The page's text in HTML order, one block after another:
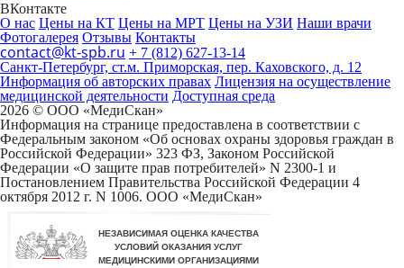
ВКонтакте
О нас Цены на КТ Цены на МРТ Цены на УЗИ Наши врачи
Фотогалерея Отзывы Контакты
contact@kt-spb.ru + 7 (812) 627-13-14
Санкт-Петербург, ст.м. Приморская, пер. Каховского, д. 12
Информация об авторских правах Лицензия на осуществление
медицинской деятельности Доступная среда
2026 © ООО «МедиCкан»
Информация на странице предоставлена в соответствии с
Федеральным законом «Об основах охраны здоровья граждан в
Российской Федерации» 323 ФЗ, Законом Российской
Федерации «О защите прав потребителей» N 2300-1 и
Постановлением Правительства Российской Федерации 4
октября 2012 г. N 1006. ООО «МедиСкан»